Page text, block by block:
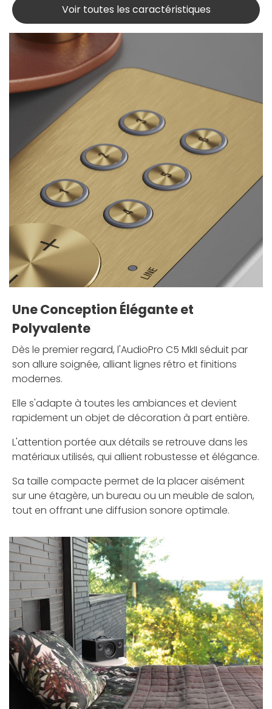
Voir toutes les caractéristiques
Une Conception Élégante et
Polyvalente
Dès le premier regard, l'AudioPro C5 MkII séduit par
son allure soignée, alliant lignes rétro et finitions
modernes.
Elle s'adapte à toutes les ambiances et devient
rapidement un objet de décoration à part entière.
L'attention portée aux détails se retrouve dans les
matériaux utilisés, qui allient robustesse et élégance.
Sa taille compacte permet de la placer aisément
sur une étagère, un bureau ou un meuble de salon,
tout en offrant une diffusion sonore optimale.